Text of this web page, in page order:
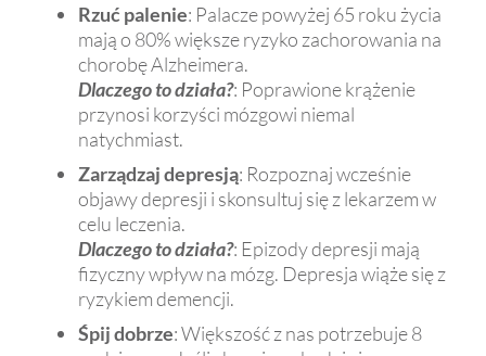
Rzuć palenie: Palacze powyżej 65 roku życia
mają o 80% większe ryzyko zachorowania na
chorobę Alzheimera.
Dlaczego to działa?: Poprawione krążenie
przynosi korzyści mózgowi niemal
natychmiast.
Zarządzaj depresją: Rozpoznaj wcześnie
objawy depresji i skonsultuj się z lekarzem w
celu leczenia.
Dlaczego to działa?: Epizody depresji mają
fizyczny wpływ na mózg. Depresja wiąże się z
ryzykiem demencji.
Śpij dobrze: Większość z nas potrzebuje 8